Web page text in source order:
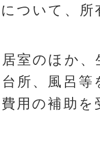
ついて、
室のほか
所、風呂
費用の補助